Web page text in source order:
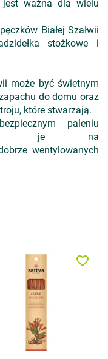
jest ważna dla wielu
Białej Szałwii
stożkowe i
może być świetnym
do domu oraz
które stwarzają.
paleniu
je na
wentylowanych
favorite_border